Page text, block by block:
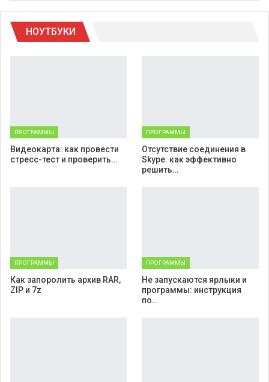
Telegram
НОУТБУКИ
ПРОГРАММЫ
Видеокарта: как провести
стресс-тест и проверить…
ПРОГРАММЫ
Отсутствие соединения в
Skype: как эффективно
решить…
ПРОГРАММЫ
Как запоролить архив RAR,
ZIP и 7z
ПРОГРАММЫ
Не запускаются ярлыки и
программы: инструкция
по…